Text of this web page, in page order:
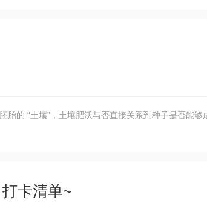
的 “土壤”，土壤肥沃与否直接关系到种子是否能够
卡清单~